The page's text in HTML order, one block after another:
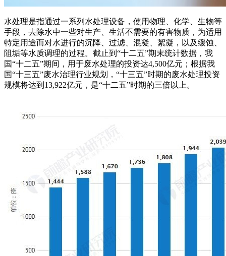
水处理是指通过一系列水处理设备，使用物理、化学、生物等
手段，去除水中一些对生产、生活不需要的有害物质，为适用
特定用途而对水进行的沉降、过滤、混凝、絮凝，以及缓蚀、
阻垢等水质调理的过程。截止到“十二五”期末统计数据，我
国“十二五”期间，用于废水处理的投资达4,500亿元；根据我
国“十三五”废水治理行业规划，“十三五”时期的废水处理投资
规模将达到13,922亿元，是“十二五”时期的三倍以上。